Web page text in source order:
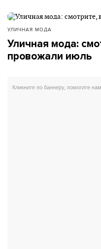
УЛИЧНАЯ МОДА
Уличная мода:
провожали июль